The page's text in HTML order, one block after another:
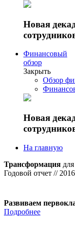
Новая
Финансовый
обзор
Закрыть
Обзор
Новая
На главную
Трансформация
Годовой отчет // 2016
Развиваем
Подробнее